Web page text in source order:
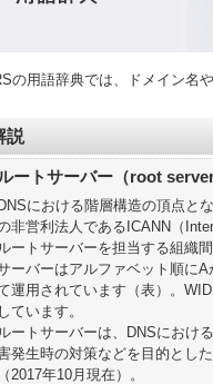
の用語辞典では、ドメイン名
説
ートサーバー（root
DNSにおける階層構造の頂点と
非営利法人であるICANN（
ートサーバーを担当する組織
ーバーはアルファベット順に
運用されています（表）。
しています。
ートサーバーは、DNSにおけ
発生時の対策などを目的とし
（2017年10月現在）。